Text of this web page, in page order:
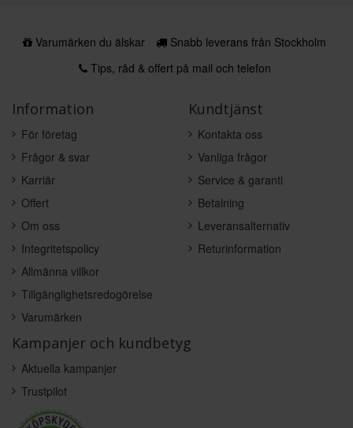
Varumärken du älskar
Snabb leverans från Stockholm
Tips, råd & offert på mail och telefon
Information
För företag
Frågor & svar
Karriär
Offert
Om oss
Integritetspolicy
Allmänna villkor
Tillgänglighetsredogörelse
Varumärken
Kundtjänst
Kontakta oss
Vanliga frågor
Service & garanti
Betalning
Leveransalternativ
Returinformation
Kampanjer och kundbetyg
Aktuella kampanjer
Trustpilot